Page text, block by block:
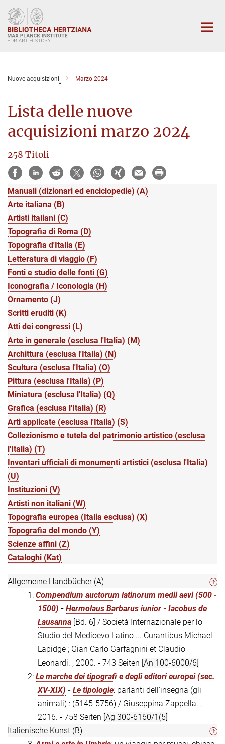
Main-
Content
Nuove acquisizioni Marzo 2024
Lista delle nuove
acquisizioni marzo 2024
258 Titoli
Manuali (dizionari ed enciclopedie) (A)
Arte italiana (B)
Artisti italiani (C)
Topografia di Roma (D)
Topografia d'Italia (E)
Letteratura di viaggio (F)
Fonti e studio delle fonti (G)
Iconografia / Iconologia (H)
Ornamento (J)
Scritti eruditi (K)
Atti dei congressi (L)
Arte in generale (esclusa l'Italia) (M)
Archittura (esclusa l'Italia) (N)
Scultura (esclusa l'Italia) (O)
Pittura (esclusa l'Italia) (P)
Miniatura (esclusa l'Italia) (Q)
Grafica (esclusa l'Italia) (R)
Arti applicate (esclusa l'Italia) (S)
Collezionismo e tutela del patrimonio artistico (esclusa
l'Italia) (T)
Inventari ufficiali di monumenti artistici (esclusa l'Italia)
(U)
Instituzioni (V)
Artisti non italiani (W)
Topografia europea (Italia esclusa) (X)
Topografia del mondo (Y)
Scienze affini (Z)
Cataloghi (Kat)
Allgemeine Handbücher (A)
1: Compendium auctorum latinorum medii aevi (500 -
1500) - Hermolaus Barbarus iunior - Iacobus de
Lausanna [Bd. 6] / Società Internazionale per lo
Studio del Medioevo Latino ... Curantibus Michael
Lapidge ; Gian Carlo Garfagnini et Claudio
Leonardi. , 2000. - 743 Seiten [An 100-6000/6]
2: Le marche dei tipografi e degli editori europei (sec.
XV-XIX) - Le tipologie: parlanti dell'insegna (gli
animali) : (5145-5756) / Giuseppina Zappella. ,
2016. - 758 Seiten [Ag 300-6160/1(5]
Italienische Kunst (B)